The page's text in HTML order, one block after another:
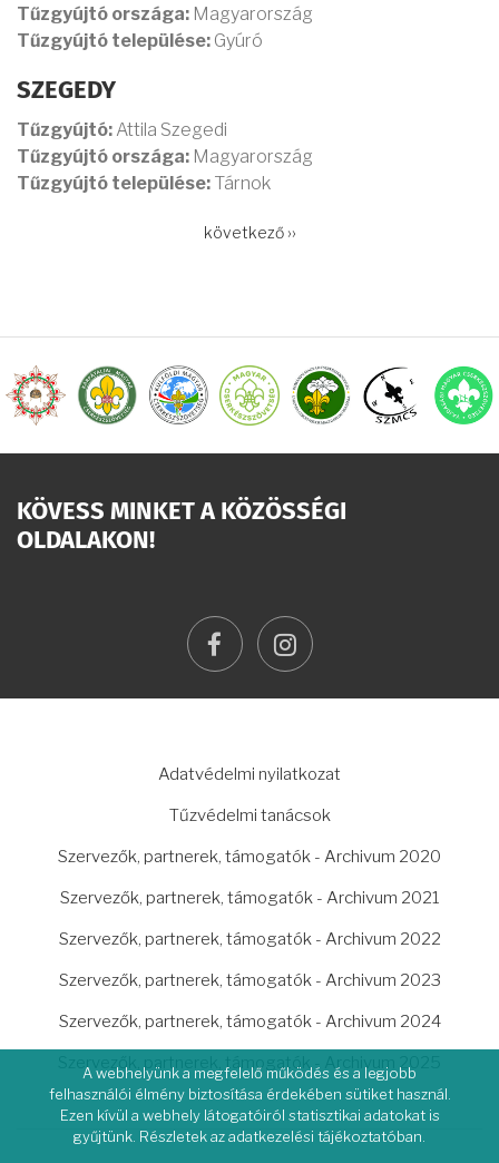
Tűzgyújtó országa: Magyarország
Tűzgyújtó települése: Gyúró
SZEGEDY
Tűzgyújtó: Attila Szegedi
Tűzgyújtó országa: Magyarország
Tűzgyújtó települése: Tárnok
Következő
következő ››
KÖVESS MINKET A KÖZÖSSÉGI
OLDALAKON!
facebookinstagram
Adatvédelmi nyilatkozat
Tűzvédelmi tanácsok
Szervezők, partnerek, támogatók - Archivum 2020
Szervezők, partnerek, támogatók - Archivum 2021
Szervezők, partnerek, támogatók - Archivum 2022
Szervezők, partnerek, támogatók - Archivum 2023
Szervezők, partnerek, támogatók - Archivum 2024
Szervezők, partnerek, támogatók - Archivum 2025
A webhelyünk a megfelelő működés és a legjobb
felhasználói élmény biztosítása érdekében sütiket használ.
Ezen kívül a webhely látogatóiról statisztikai adatokat is
gyűjtünk. Részletek az adatkezelési tájékoztatóban.